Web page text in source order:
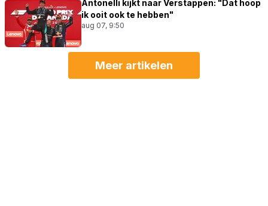
Antonelli kijkt naar Verstappen: "Dat hoop
ik ooit ook te hebben"
aug 07, 9:50
Meer artikelen